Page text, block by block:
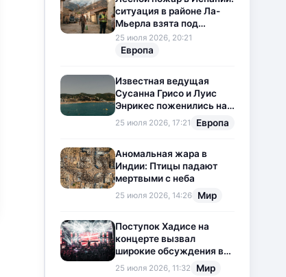
ситуация в районе Ла-
Мьерла взята под
контроль
25 июля 2026, 20:21
Европа
Известная ведущая
Сусанна Грисо и Луис
Энрикес поженились на
Коста-Браве
25 июля 2026, 17:21 Европа
Аномальная жара в
Индии: Птицы падают
мертвыми с неба
25 июля 2026, 14:26 Мир
Поступок Хадисе на
концерте вызвал
широкие обсуждения в
социальных сетях
25 июля 2026, 11:32 Мир